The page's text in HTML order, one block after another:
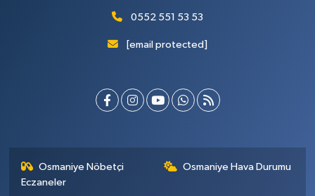
0552 551 53 53
[email protected]
Osmaniye Nöbetçi
Eczaneler
Osmaniye Hava Durumu